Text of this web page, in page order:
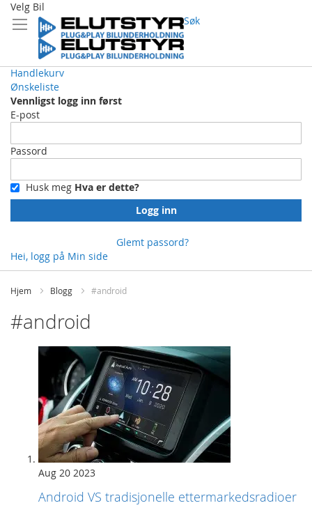
Velg Bil
Søk
Handlekurv
Ønskeliste
Vennligst logg inn først
E-post
Passord
Husk meg Hva er dette?
Logg inn
Glemt passord?
Hei, logg på Min side
Skip
Content
Hjem Blogg #android
#android
Aug 20 2023
Android VS tradisjonelle ettermarkedsradioer